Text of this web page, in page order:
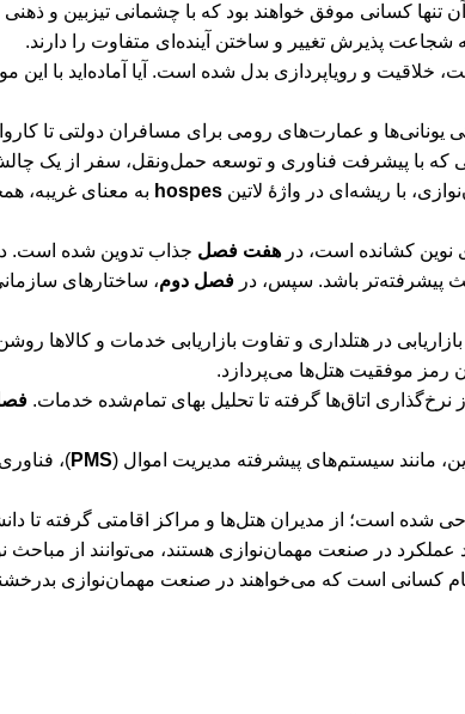
کسانی موفق خواهند بود که با چشمانی تیزبین و ذهنی
پذیرش تغییر و ساختن آینده‌ای متفاوت را دارند.
و رویاپردازی بدل شده است. آیا آماده‌اید با این
یونانی‌ها و عمارت‌های رومی برای مسافران دولتی تا
که با پیشرفت فناوری و توسعه حمل‌ونقل، سفر از یک
با ریشه‌ای در واژۀ لاتین hospes به معنای غریبه،
نوین کشانده است، در هفت فصل جذاب تدوین شده است.
پیشرفته‌تر باشد. سپس، در فصل دوم، ساختارهای
در هتلداری و تفاوت بازاریابی خدمات و کالاها
رمز موفقیت هتل‌ها می‌پردازد.
اتاق‌ها گرفته تا تحلیل بهای تمام‌شده خدمات.
مانند سیستم‌های پیشرفته مدیریت اموال (PMS)،
شده است؛ از مدیران هتل‌ها و مراکز اقامتی گرفته تا
عملکرد در صنعت مهمان‌نوازی هستند، می‌توانند از مباحث
کسانی است که می‌خواهند در صنعت مهمان‌نوازی